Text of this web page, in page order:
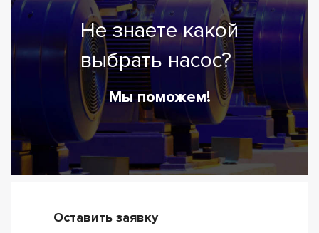
Не знаете какой
выбрать насос?
Мы поможем!
Оставить заявку